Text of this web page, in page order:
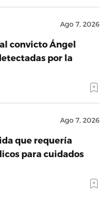
Ago 7, 2026
convicto Ángel
por la
Ago 7, 2026
que requería
para cuidados